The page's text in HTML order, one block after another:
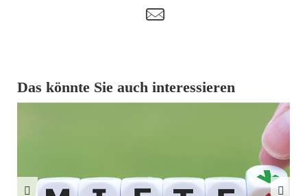
t
Das könnte Sie auch interessieren